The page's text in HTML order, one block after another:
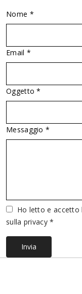
Nome *
Email *
Oggetto *
Messaggio *
VuotoHo letto e accetto
sulla privacy *
Invia